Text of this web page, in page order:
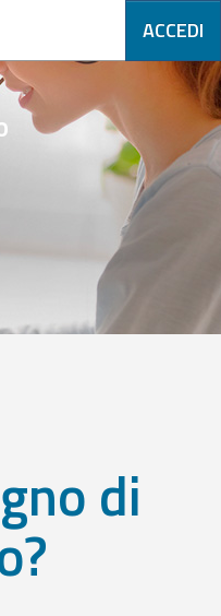
ACCEDI
di